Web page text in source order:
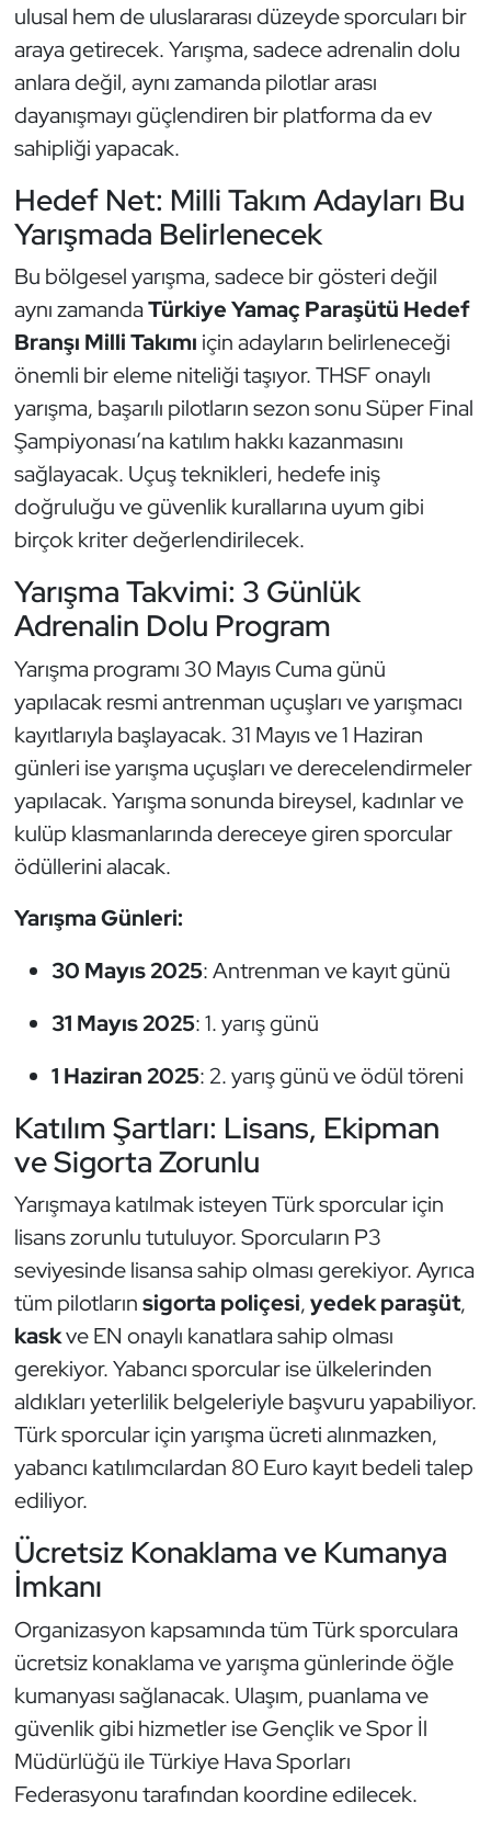
ulusal hem de uluslararası düzeyde sporcuları bir
araya getirecek. Yarışma, sadece adrenalin dolu
anlara değil, aynı zamanda pilotlar arası
dayanışmayı güçlendiren bir platforma da ev
sahipliği yapacak.
Hedef Net: Milli Takım Adayları Bu
Yarışmada Belirlenecek
Bu bölgesel yarışma, sadece bir gösteri değil
aynı zamandaTürkiye Yamaç Paraşütü Hedef
Branşı Milli Takımı için adayların belirleneceği
önemli bir eleme niteliği taşıyor. THSF onaylı
yarışma, başarılı pilotların sezon sonu Süper Final
Şampiyonası’na katılım hakkı kazanmasını
sağlayacak. Uçuş teknikleri, hedefe iniş
doğruluğu ve güvenlik kurallarına uyum gibi
birçok kriter değerlendirilecek.
Yarışma Takvimi: 3 Günlük
Adrenalin Dolu Program
Yarışma programı 30 Mayıs Cuma günü
yapılacak resmi antrenman uçuşları ve yarışmacı
kayıtlarıyla başlayacak. 31 Mayıs ve 1 Haziran
günleri ise yarışma uçuşları ve derecelendirmeler
yapılacak. Yarışma sonunda bireysel, kadınlar ve
kulüp klasmanlarında dereceye giren sporcular
ödüllerini alacak.
Yarışma Günleri:
30 Mayıs 2025: Antrenman ve kayıt günü
31 Mayıs 2025: 1. yarış günü
1 Haziran 2025: 2. yarış günü ve ödül töreni
Katılım Şartları: Lisans, Ekipman
ve Sigorta Zorunlu
Yarışmaya katılmak isteyen Türk sporcular için
lisans zorunlu tutuluyor. Sporcuların P3
seviyesinde lisansa sahip olması gerekiyor. Ayrıca
tüm pilotlarınsigorta poliçesi,yedek paraşüt,
kaskve EN onaylı kanatlara sahip olması
gerekiyor. Yabancı sporcular ise ülkelerinden
aldıkları yeterlilik belgeleriyle başvuru yapabiliyor.
Türk sporcular için yarışma ücreti alınmazken,
yabancı katılımcılardan 80 Euro kayıt bedeli talep
ediliyor.
Ücretsiz Konaklama ve Kumanya
İmkanı
Organizasyon kapsamında tüm Türk sporculara
ücretsiz konaklama ve yarışma günlerinde öğle
kumanyası sağlanacak. Ulaşım, puanlama ve
güvenlik gibi hizmetler ise Gençlik ve Spor İl
Müdürlüğü ile Türkiye Hava Sporları
Federasyonu tarafından koordine edilecek.
Hentbol
İşitme Engelli Sporcular
Judo ve Kuraş
Kano ve Rafting
Karate
Kayak
Kempo
Kick Boks
Kürek
Masa Tenisi
Modern Pentatlon
Muay Thai
Okçuluk
Optimist
Oryantiring
Özel Sporcular
Paralimpik
Ragbi
Su Topu
Sualtı Sporları
Tekvando
Tenis
Triatlon
Voleybol
Vücut Geliştirme Fitness
Wushu Kungfu
Yelken
Yüzme